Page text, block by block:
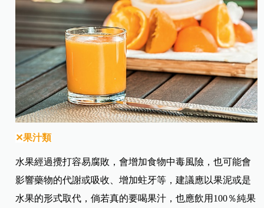
✕果汁類
水果經過攪打容易腐敗，會增加食物中毒風險，也可能會
影響藥物的代謝或吸收、增加蛀牙等，建議應以果泥或是
水果的形式取代，倘若真的要喝果汁，也應飲用100％純果